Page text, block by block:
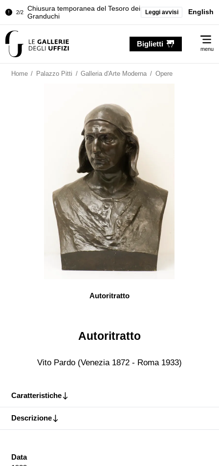
2/2
Chiusura temporanea del Tesoro dei
Granduchi
della Sala dell'Iliade
Granduchi
Leggi avvisi English
Biglietti
menu
Home / Palazzo Pitti / Galleria d'Arte Moderna / Opere
Autoritratto
Autoritratto
Vito Pardo (Venezia 1872 - Roma 1933)
Caratteristiche
Descrizione
Data